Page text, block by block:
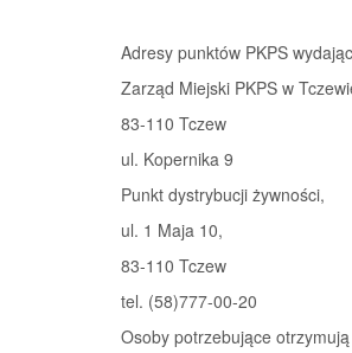
Adresy punktów PKPS
Zarząd Miejski PKPS w
83-110 Tczew
ul. Kopernika 9
Punkt dystrybucji żywności,
ul. 1 Maja 10,
83-110 Tczew
tel. (58)777-00-20
Osoby potrzebujące